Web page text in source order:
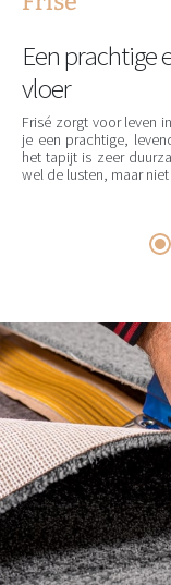
Een prachtige
vloer
Frisé zorgt voor leven
je een prachtige,
het tapijt is zeer
wel de lusten, maar